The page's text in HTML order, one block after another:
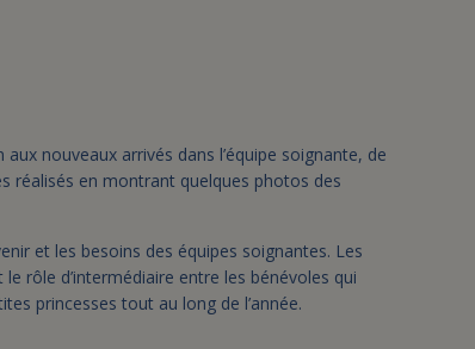
nouveaux arrivés dans l’équipe soignante, de
réalisés en montrant quelques photos des
et les besoins des équipes soignantes. Les
rôle d’intermédiaire entre les bénévoles qui
princesses tout au long de l’année.